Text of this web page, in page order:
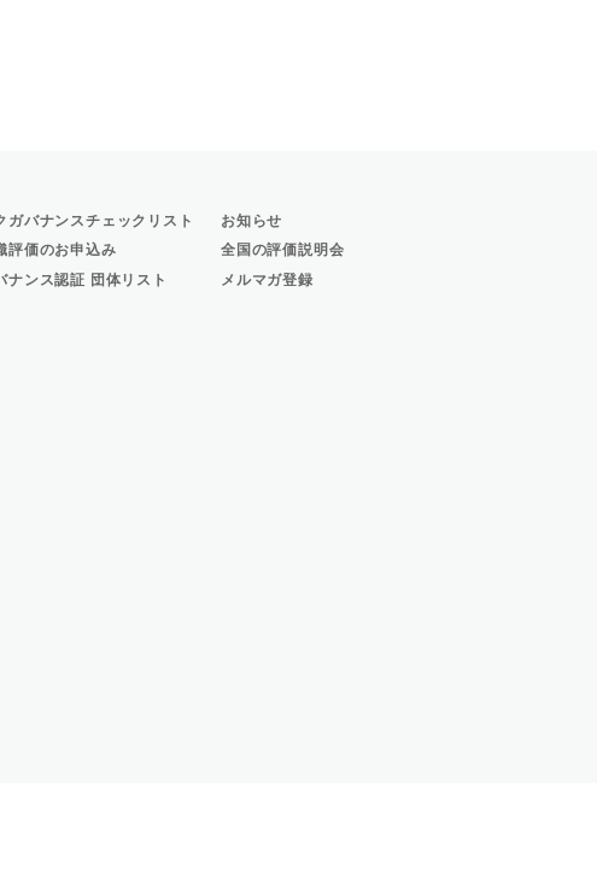
ガバナンスチェックリスト
評価のお申込み
ナンス認証 団体リスト
お知らせ
全国の評価説明会
メルマガ登録